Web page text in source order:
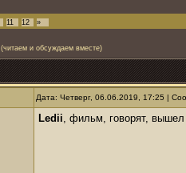
11 12 »
(читаем и обсуждаем вместе)
Дата: Четверг, 06.06.2019, 17:25 |
Ledii, фильм, говорят,